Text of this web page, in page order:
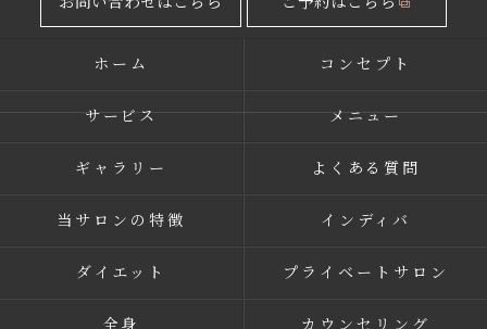
ホーム コンセプト
サービス メニュー
ギャラリー よくある質問
当サロンの特徴 インディバ
ダイエット プライベートサロン
全身 カウンセリング